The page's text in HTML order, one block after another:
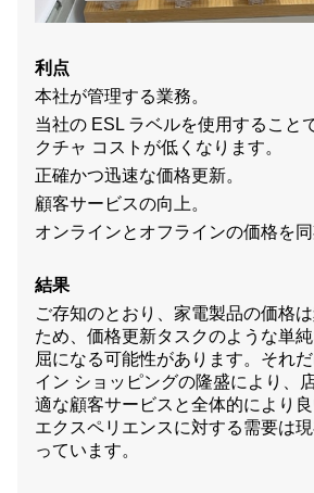
利点
本社が管理する業務。
当社の ESL ラベルを使用すること
クチャ コストが低くなります。
正確かつ迅速な価格更新。
顧客サービスの向上。
オンラインとオフラインの価格を同
結果
ご存知のとおり、家電製品の価格
ため、価格更新タスクのような単
屈になる可能性があります。それ
イン ショッピングの隆盛により、
適な顧客サービスと全体的により
エクスペリエンスに対する需要は
っています。